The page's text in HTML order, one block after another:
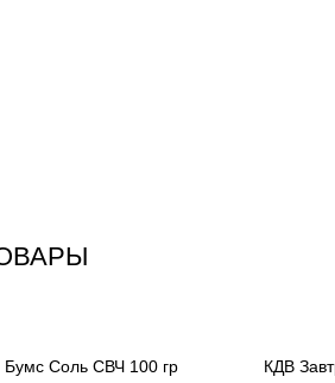
В КОРЗИНУ
Соль СВЧ 100 гр
КДВ